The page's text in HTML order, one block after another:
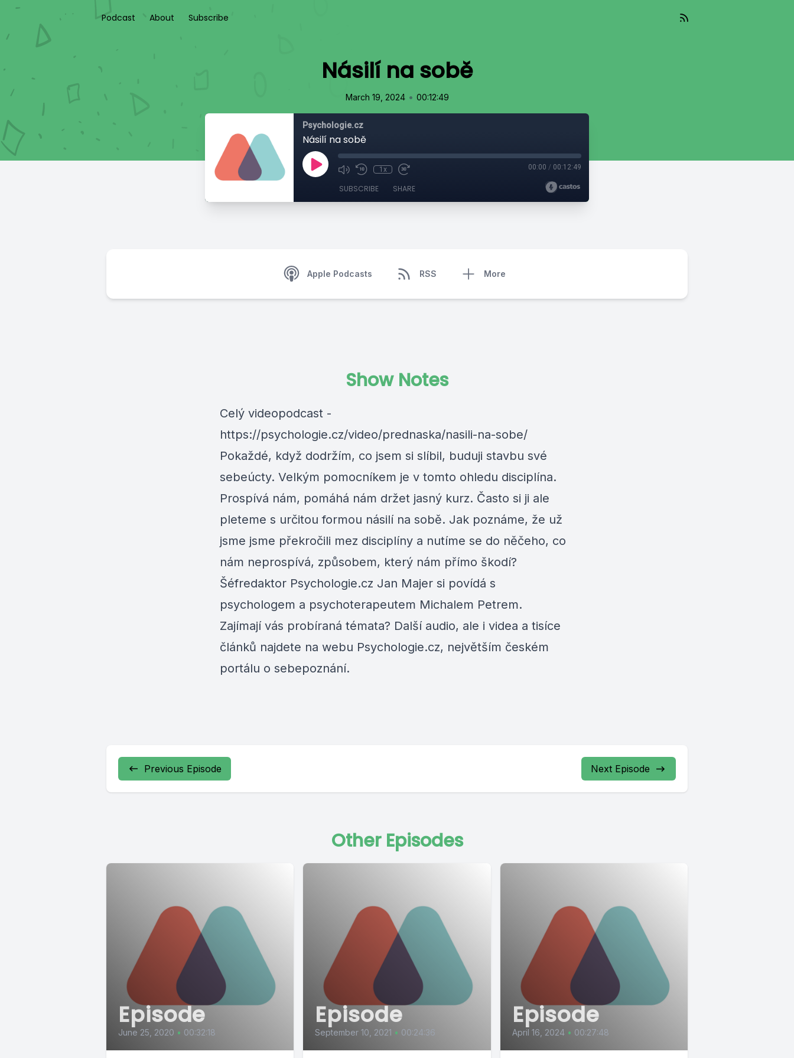
Podcast About Subscribe
Násilí na sobě
March 19, 2024 • 00:12:49
Psychologie.cz
Násilí na sobě
1x 00:00 / 00:12:49
SUBSCRIBE SHARE
Apple Podcasts RSS More
Show Notes
Celý videopodcast -
https://psychologie.cz/video/prednaska/nasili-na-sobe/
Pokaždé, když dodržím, co jsem si slíbil, buduji stavbu své
sebeúcty. Velkým pomocníkem je v tomto ohledu disciplína.
Prospívá nám, pomáhá nám držet jasný kurz. Často si ji ale
pleteme s určitou formou násilí na sobě. Jak poznáme, že už
jsme jsme překročili mez disciplíny a nutíme se do něčeho, co
nám neprospívá, způsobem, který nám přímo škodí?
Šéfredaktor Psychologie.cz Jan Majer si povídá s
psychologem a psychoterapeutem Michalem Petrem.
Zajímají vás probíraná témata? Další audio, ale i videa a tisíce
článků najdete na webu Psychologie.cz, největším českém
portálu o sebepoznání.
Previous Episode Next Episode
Other Episodes
Episode
June 25, 2020 • 00:32:18
Episode
September 10, 2021 • 00:24:36
Episode
April 16, 2024 • 00:27:48